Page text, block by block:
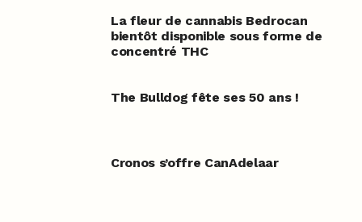
La fleur de cannabis Bedrocan
bientôt disponible sous forme de
concentré THC
The Bulldog fête ses 50 ans !
Cronos s’offre CanAdelaar